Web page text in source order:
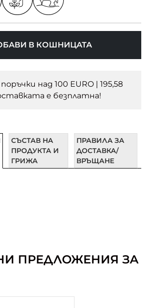
В КОШНИЦАТА
над 100 EURO | 195,58
e безплатна!
СЪСТАВ НА
ПРОДУКТА И
ГРИЖА
ПРАВИЛА ЗА
ДОСТАВКА/
ВРЪЩАНЕ
ПРЕДЛОЖЕНИЯ ЗА